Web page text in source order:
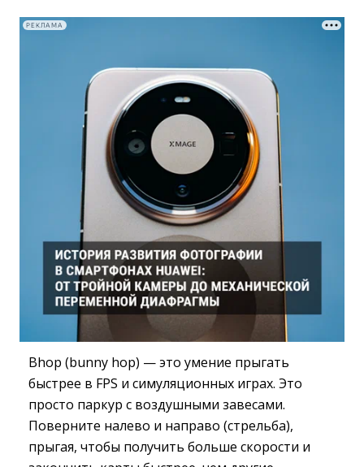
РЕКЛАМА
Bhop (bunny hop) — это умение прыгать
быстрее в FPS и симуляционных играх. Это
просто паркур с воздушными завесами.
Поверните налево и направо (стрельба),
прыгая, чтобы получить больше скорости и